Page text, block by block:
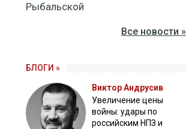
Рыбальской
Все новости »
БЛОГИ »
Виктор Андрусив
Увеличение цены
войны: удары по
российским НПЗ и